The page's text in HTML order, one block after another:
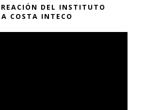
DEL INSTITUTO
COSTA INTECO